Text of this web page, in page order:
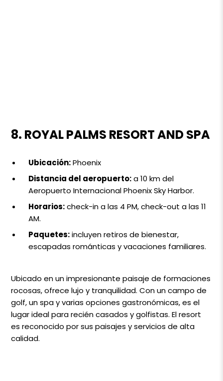
8. ROYAL PALMS RESORT AND SPA
Ubicación:Phoenix
Distancia del aeropuerto:a 10 km del
Aeropuerto Internacional Phoenix Sky Harbor.
Horarios:check-in a las 4 PM, check-out a las 11
AM.
Paquetes:incluyen retiros de bienestar,
escapadas románticas y vacaciones familiares.
Ubicado en un impresionante paisaje de formaciones
rocosas, ofrece lujo y tranquilidad. Con un campo de
golf, un spa y varias opciones gastronómicas, es el
lugar ideal para recién casados y golfistas. El resort
es reconocido por sus paisajes y servicios de alta
calidad.